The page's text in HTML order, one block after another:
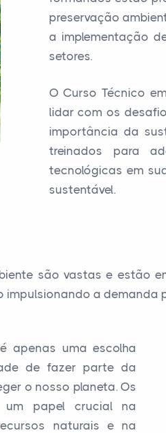
preservação
a implementação
setores.
O Curso Técnico
lidar com os
importância da
treinados para
tecnológicas em
sustentável.
são vastas e estão
a demanda
apenas uma escolha
de fazer parte da
o nosso planeta. Os
um papel crucial na
naturais e na